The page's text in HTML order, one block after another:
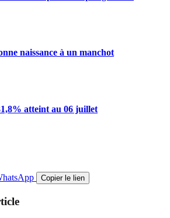
naissance à un manchot
atteint au 06 juillet
Copier le lien